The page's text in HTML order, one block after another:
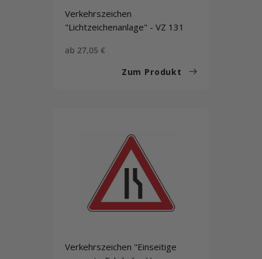
Verkehrszeichen
"Lichtzeichenanlage" - VZ 131
Sonderpreis
ab 27,05 €
Zum Produkt
Verkehrszeichen "Einseitige